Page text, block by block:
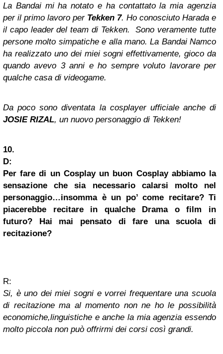
La Bandai mi ha notato e ha contattato la mia agenzia
per il primo lavoro per Tekken 7. Ho conosciuto Harada e
il capo leader del team di Tekken. Sono veramente tutte
persone molto simpatiche e alla mano. La Bandai Namco
ha realizzato uno dei miei sogni effettivamente, gioco da
quando avevo 3 anni e ho sempre voluto lavorare per
qualche casa di videogame.
Da poco sono diventata la cosplayer ufficiale anche di
JOSIE RIZAL, un nuovo personaggio di Tekken!
10.
D:
Per fare di un Cosplay un buon Cosplay abbiamo la
sensazione che sia necessario calarsi molto nel
personaggio…insomma è un po’ come recitare? Ti
piacerebbe recitare in qualche Drama o film in
futuro? Hai mai pensato di fare una scuola di
recitazione?
R:
Si, è uno dei miei sogni e vorrei frequentare una scuola
di recitazione ma al momento non ne ho le possibilità
economiche,linguistiche e anche la mia agenzia essendo
molto piccola non può offrirmi dei corsi così grandi.